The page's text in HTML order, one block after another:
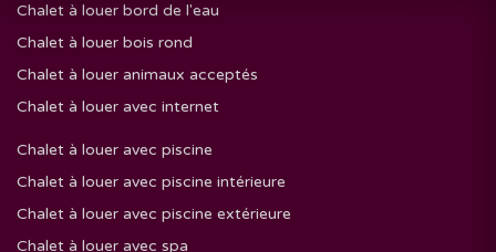
Chalet à louer bord de l'eau
Chalet à louer bois rond
Chalet à louer animaux acceptés
Chalet à louer avec internet
Chalet à louer avec piscine
Chalet à louer avec piscine intérieure
Chalet à louer avec piscine extérieure
Chalet à louer avec spa